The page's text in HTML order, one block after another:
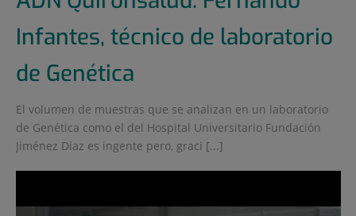
Infantes, técnico de laboratorio
de Genética
El volumen de muestras que se analizan en un laboratorio
de Genética como el del Hospital Universitario Fundación
Jiménez Díaz es ingente pero, graci [...]